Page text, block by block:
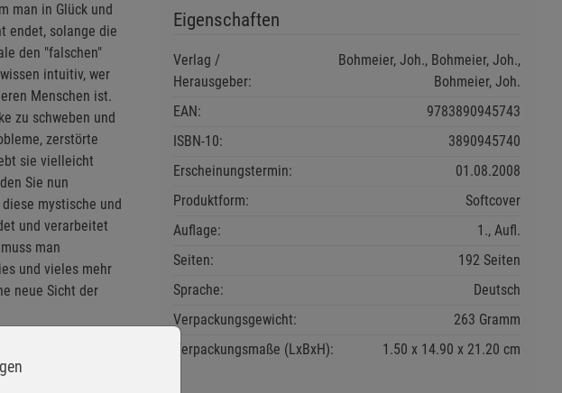
man in Glück und
endet, solange die
den "falschen"
intuitiv, wer
Menschen ist.
zu schweben und
zerstörte
sie vielleicht
Sie nun
mystische und
und verarbeitet
man
und vieles mehr
neue Sicht der
Eigenschaften
Verlag /
Herausgeber:
Bohmeier, Joh., Bohmeier, Joh.,
Bohmeier, Joh.
EAN:
9783890945743
ISBN-10:
3890945740
Erscheinungstermin:
01.08.2008
Produktform:
Softcover
Auflage:
1., Aufl.
Seiten:
192 Seiten
Sprache:
Deutsch
Verpackungsgewicht:
263 Gramm
Verpackungsmaße (LxBxH):
1.50 14.90 21.20 cm